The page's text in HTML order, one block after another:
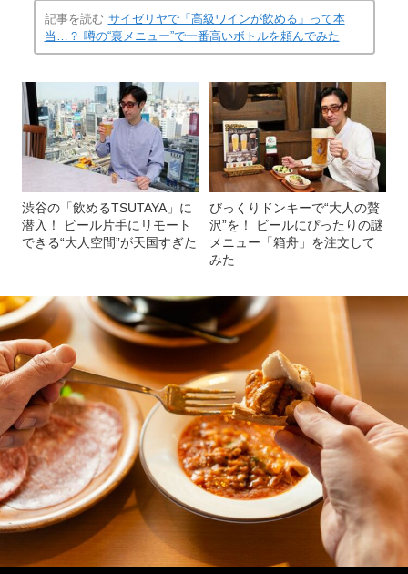
記事を読む サイゼリヤで「高級ワインが飲める」って本
当…？ 噂の“裏メニュー”で一番高いボトルを頼んでみた
渋谷の「飲めるTSUTAYA」に
潜入！ ビール片手にリモート
できる“大人空間”が天国すぎた
びっくりドンキーで“大人の贅
沢”を！ ビールにぴったりの謎
メニュー「箱舟」を注文して
みた